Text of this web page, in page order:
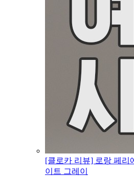
[클로카 리뷰] 로랑 페리
이트 그레이